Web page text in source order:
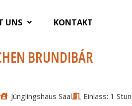
UNS KONTAKT
BRUNDIBÁR
Jünglingshaus Saal Einlass: 1